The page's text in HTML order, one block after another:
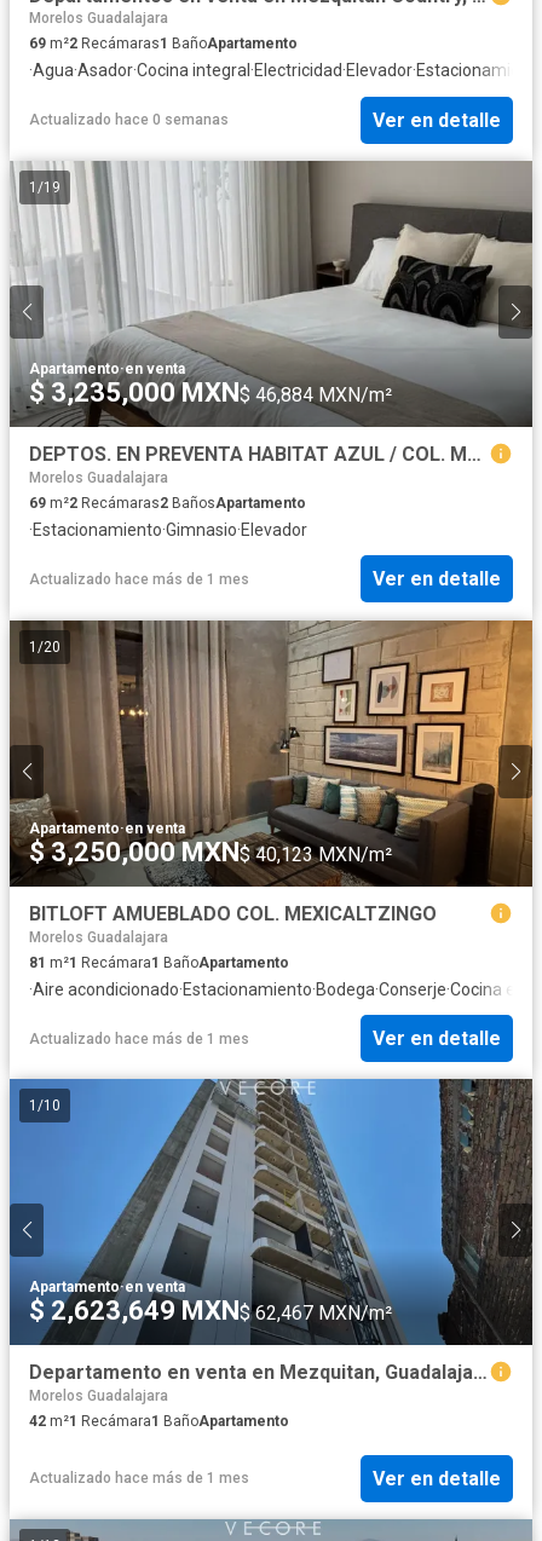
Morelos Guadalajara
69 m²2 Recámaras1 BañoApartamento
·Agua·Asador·Cocina integral ·Electricidad·Elevador·
Actualizado hace 0 semanas Ver en detalle
1 /19
Apartamento·en venta
$ 3,235,000 MXN$ 46,884 MXN/m²
DEPTOS. EN PREVENTA HABITAT AZUL / COL. MODERNA
Morelos Guadalajara
69 m²2 Recámaras2 BañosApartamento
·Estacionamiento·Gimnasio·Elevador
Actualizado hace más de 1 mes Ver en detalle
1 /20
Apartamento·en venta
$ 3,250,000 MXN$ 40,123 MXN/m²
BITLOFT AMUEBLADO COL. MEXICALTZINGO
Morelos Guadalajara
81 m²1 Recámara1 BañoApartamento
·Aire acondicionado·Estacionamiento·Bodega·Conserje·Cocina
Actualizado hace más de 1 mes Ver en detalle
1 /10
Apartamento·en venta
$ 2,623,649 MXN $ 62,467 MXN/m²
Departamento en venta en Mezquitan, Guadalajara, Jalisco
Morelos Guadalajara
42 m²1 Recámara1 BañoApartamento
Actualizado hace más de 1 mes Ver en detalle